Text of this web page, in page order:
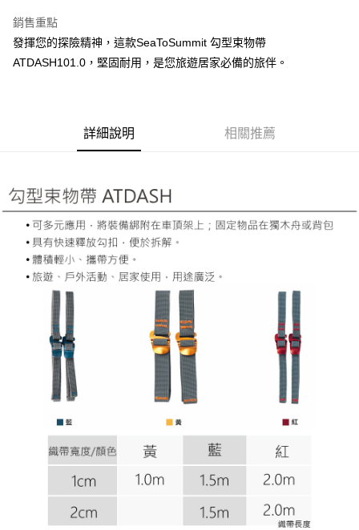
【大哥付你分期使用說明】
1.本服務由台灣大哥大提供，台灣大哥大用戶可立即使用無須另外申請。
2.付款方式選擇「大哥付你分期」，訂單成立後會自動跳轉到大哥付的交易
流程，驗證手機門號後，選擇欲分期的期數、繳款截止日，確認付款後即完
消。如遇「轉專審核」未通過狀況，表示未達大哥付你分期系統評分，恕無
法說明評估內容。
【繳款方式說明】
2.透過簡訊連結打開帳單後，可選擇「超商條碼／台灣大直營門市／銀行轉
帳／街口支付／iPASS MONEY」等通路繳費。
【注意事項】
1.本服務係由「台灣大哥大股份有限公司」（以下簡稱本公司）所提供，讓
用戶於交易時，得透過本服務購買商品或服務，並由商店將買賣／分期付款
買賣價金債權讓與本公司後，依約使用本公司帳單繳交帳款。
2.基於同意付款使用「大哥付你分期」之契約關係目的，商店將以您的個人
資料（包含姓名、電話或地址）提供予台灣大哥大進項蒐集、處理及利用，
由本公司與您本人進行分期帳單所需資料之確認、核對及更正。
3.完整用戶服務條款，請詳閱以下連結：https://oppay.tw/userRule
AFTEE先享後付
２．便利：只要手機號碼，簡訊認證，即可結帳。
１．於結帳方式選擇「AFTEE先享後付」後，將跳轉至「AFTEE先享後付」
結帳頁面，進行簡訊認證並確認金額後，即可完成結帳。
３．收到繳費通知簡訊後14天內，點擊此簡訊中的連結，可透過四大超商／
ATM／網路銀行／等多元方式進行付款，方視為交易完成。
※ 請注意：結帳手續完成當下不需立刻繳費，但若您需要取消訂單，請聯絡
購買商品的店家。未經商家同意取消之訂單仍視為有效，需透過AFTEE先享
後付繳納相關費用。
※ 交易是否成功請以「AFTEE先享後付 」之結帳頁面顯示為準，若有關於
是否繳費成功／繳費後需取消欲退款等相關疑問，請聯繫「AFTEE先享後付
客戶支援中心」
https://netprotections.freshdesk.com/support/home
【注意事項】
１．透過由恩沛科技股份有限公司提供之「AFTEE先享後付」服務完成之交
易，需依本服務之必要範圍內提供個人資料，並將交易相關給付款項請求債
權轉讓予恩沛科技股份有限公司。
２．關於個人資料處理事宜，請瀏覽以下網址：
https://aftee.tw/terms/#terms3
３．未成年的使用者請事先徵得法定代理人或監護人之同意方可使用
「AFTEE先享後付」，若未經同意申辦者引起之損失，本公司不負相關責
時審查核予不同之上限額度；若仍有額度不足之情形，本公司將視審查結果
請求用戶進行身份認證。
每筆NT$60，滿NT$499(含以上)免運費
7-11取貨付款
每筆NT$60，滿NT$799(含以上)免運費
宅配
每筆NT$100，滿NT$799(含以上)免運費
付款後門市自取
貨到付款
每筆NT$130，滿NT$3,000(含以上)免運費
銷售重點
發揮您的探險精神，這款SeaToSummit 勾型束物帶
ATDASH101.0，堅固耐用，是您旅遊居家必備的旅伴。
詳細說明 相關推薦